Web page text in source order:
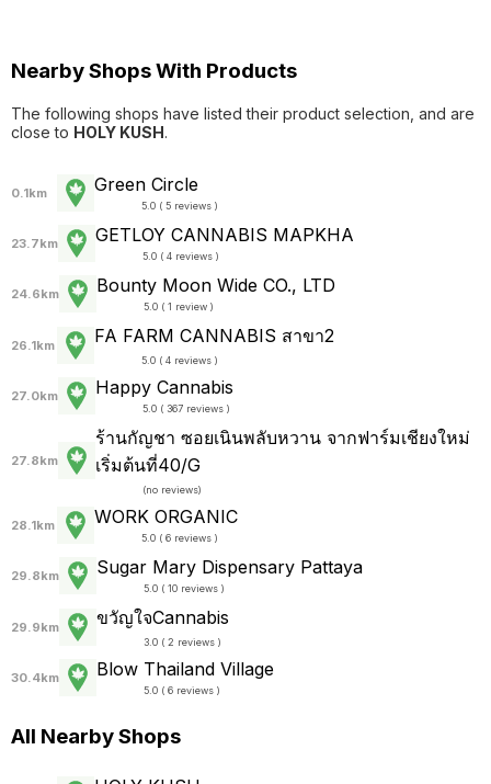
Nearby Shops With Products
The following shops have listed their product selection, and are
close to HOLY KUSH.
0.1km Green Circle
5.0 ( 5 reviews )
23.7km GETLOY CANNABIS MAPKHA
5.0 ( 4 reviews )
24.6km Bounty Moon Wide CO., LTD
5.0 ( 1 review )
26.1km FA FARM CANNABIS สาขา2
5.0 ( 4 reviews )
27.0km Happy Cannabis
5.0 ( 367 reviews )
27.8km
ร้านกัญชา ซอยเนินพลับหวาน จากฟาร์มเชียงใหม่
เริ่มต้นที่40/G
(no reviews)
28.1km WORK ORGANIC
5.0 ( 6 reviews )
29.8km Sugar Mary Dispensary Pattaya
5.0 ( 10 reviews )
29.9km ขวัญใจCannabis
3.0 ( 2 reviews )
30.4km Blow Thailand Village
5.0 ( 6 reviews )
All Nearby Shops